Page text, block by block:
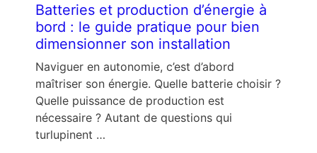
Batteries et production d’énergie à
bord : le guide pratique pour bien
dimensionner son installation
Naviguer en autonomie, c’est d’abord
maîtriser son énergie. Quelle batterie choisir ?
Quelle puissance de production est
nécessaire ? Autant de questions qui
turlupinent …